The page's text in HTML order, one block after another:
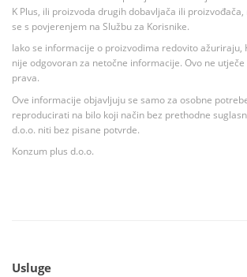
K Plus, ili proizvoda drugih dobavljača ili
se s povjerenjem na Službu za Korisnike.
Iako se informacije o proizvodima redovito ažuriraju,
nije odgovoran za netočne informacije. Ovo ne utječe
prava.
Ove informacije objavljuju se samo za osobne
reproducirati na bilo koji način bez prethodne
d.o.o. niti bez pisane potvrde.
Konzum plus d.o.o.
Usluge